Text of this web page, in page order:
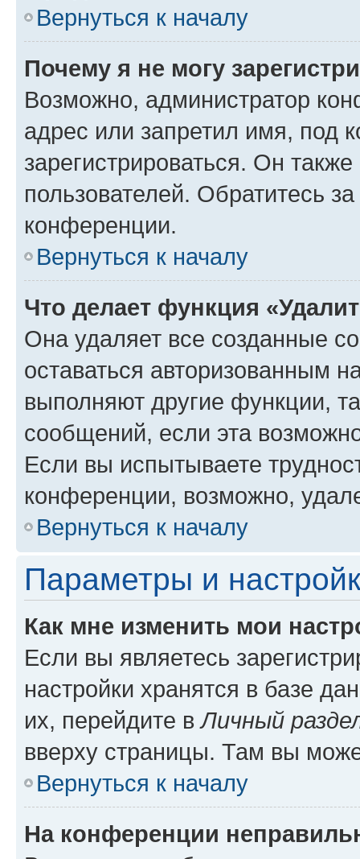
Вернуться к началу
Почему я не могу
Возможно, администратор
адрес или запретил имя, под
зарегистрироваться. Он
пользователей. Обратитесь
конференции.
Вернуться к началу
Что делает функция
Она удаляет все созданные
оставаться авторизованным
выполняют другие функции,
сообщений, если эта
Если вы испытываете
конференции, возможно,
Вернуться к началу
Параметры и
Как мне изменить мои
Если вы являетесь
настройки хранятся в базе
их, перейдите вЛичный
вверху страницы. Там вы
Вернуться к началу
На конференции